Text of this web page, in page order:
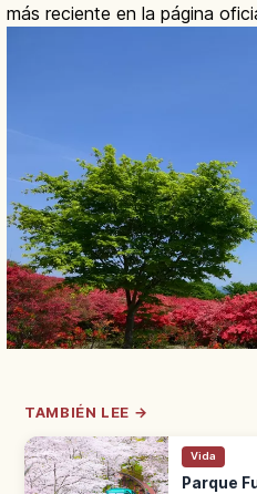
más reciente en la página
TAMBIÉN LEE →
Vida
Parque